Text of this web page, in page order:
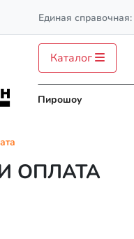
Единая справочная:
Каталог
Пирошоу
ОПЛАТА